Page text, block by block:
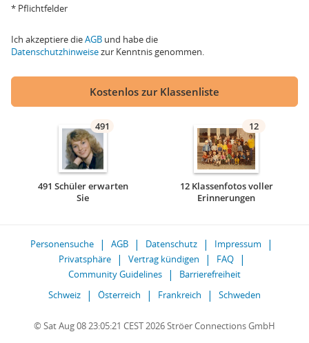
* Pflichtfelder
Ich akzeptiere dieAGB und habe die
Datenschutzhinweisezur Kenntnis genommen.
Kostenlos zur Klassenliste
491
491 Schüler erwarten
Sie
12
12 Klassenfotos voller
Erinnerungen
Personensuche AGB Datenschutz
Impressum
Privatsphäre
Vertrag kündigen
FAQ
Community Guidelines
Barrierefreiheit
Schweiz
Österreich Frankreich Schweden
© Sat Aug 08 23:05:21 CEST 2026 Ströer Connections GmbH